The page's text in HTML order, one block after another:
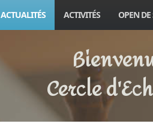
ACTUALITÉS ACTIVITÉS OPEN DE
Cercle